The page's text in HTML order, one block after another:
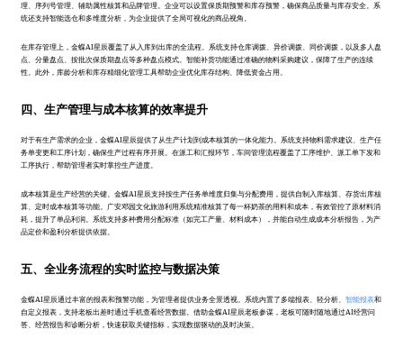
理、序列号管理、辅助属性核算和品牌管理。企业可以设置保质期预警和库存预警，确保商品质量与库存安全。系
统还支持智能选仓和多维度分析，为企业提供了全局可视化的商品视角。
在库存管理上，金蝶AI星辰覆盖了从入库到出库的全流程。系统支持仓库调拨、异价调拨、同价调拨，以及多人盘
点、分量盘点、按批次保质期盘点等多种盘点模式。智能补货功能通过准确的物料采购建议，保障了生产的连续
性。此外，库龄分析和库存精细化管理工具帮助企业优化库存结构、降低资金占用。
四、生产管理与成本核算的效率提升
对于有生产需求的企业，金蝶AI星辰提供了从生产计划到成本核算的一体化能力。系统支持物料需求建议、生产任
务单变更和工序计划，确保生产过程有序开展。在派工和汇报环节，车间管理流程覆盖了工序维护、派工单下发和
工序执行，帮助管理者实时掌控生产进度。
成本核算是生产经营的关键。金蝶AI星辰支持按生产任务单维度归集与分配费用，提供自制入库核算、存货出库核
算、定时成本核算等功能。广安邓园文化旅游利用系统精准核算了每一杯奶茶的用料和成本，有效管控了原材料消
耗，提升了单品利润。系统支持多种费用分配标准（如完工产量、材料成本），并能自动生成成本分析报告，为产
品定价和盈利分析提供依据。
五、全业务流程的实时监控与数据决策
金蝶AI星辰通过丰富的报表和预警功能，为管理者提供业务全景透视。系统内置了多端报表、轻分析、智能报表和
自定义报表，支持老板出差时通过手机查看经营数据。借助金蝶AI星辰老板参谋，老板可随时随地通过AI经营问
答、经营报告和诊断分析，快速获取关键指标，实现数据驱动的及时决策。